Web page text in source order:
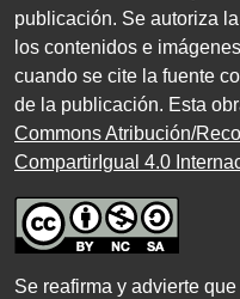
publicación. Se autoriza
los contenidos e
cuando se cite la fuente
de la publicación. Esta
Commons Atribución/
CompartirIgual 4.0
Se reafirma y advierte